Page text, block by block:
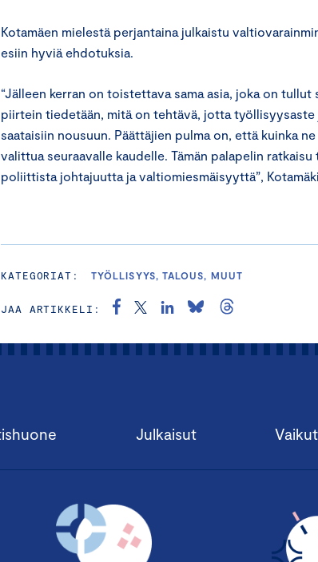
Kotamäen mielestä perjantaina julkaistu
esiin hyviä ehdotuksia.
“Jälleen kerran on toistettava sama asia, joka on
piirtein tiedetään, mitä on tehtävä, jotta työllisyysaste
saataisiin nousuun. Päättäjien pulma on, että kuinka
valittua seuraavalle kaudelle. Tämän palapelin
poliittista johtajuutta ja valtiomiesmäisyyttä”,
KATEGORIAT: TYÖLLISYYS, TALOUS, MUUT
JAA ARTIKKELI:
Julkaisut